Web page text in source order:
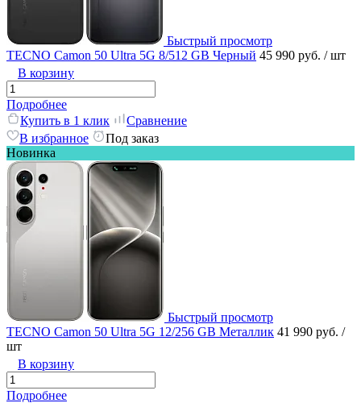
Быстрый просмотр
TECNO Camon 50 Ultra 5G 8/512 GB Черный 45 990 руб. / шт
В корзину
Подробнее
Купить в 1 клик
Сравнение
В избранное
Под заказ
Новинка
Быстрый просмотр
TECNO Camon 50 Ultra 5G 12/256 GB Металлик 41 990 руб. /
шт
В корзину
Подробнее